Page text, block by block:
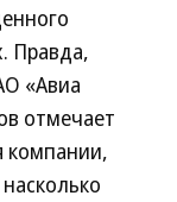
Правда,
«Авиа
отмечает
компании,